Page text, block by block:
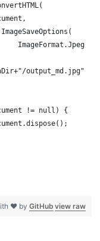
ImageSaveOptions(
				    ImageFormat.Jpeg
output_md.jpg"
!= null) {
view raw
❤ by GitHub